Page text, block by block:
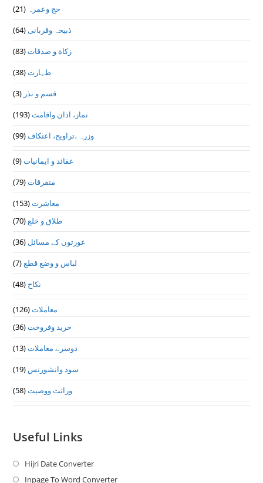
حج وعمرہ (21)
ذبیحہ وقربانی(64)
زکاة و صدقات(83)
طہارت(38)
قسم و نذر (3)
نماز، اذان واقامت(193)
وزرہ ،تراويح، اعتكاف(99)
عقائد و ایمانیات(9)
متفرقات(79)
معاشرت(153)
طلاق و خلع(70)
عورتوں کے مسائل (36)
لباس و وضع قطع(7)
نکاح (48)
معاملات(126)
خرید وفروخت(36)
دوسرے معاملات(13)
سود وانشورنس (19)
وراثت ووصيت(58)
Useful Links
Hijri Date ConverterOpens
in
Inpage To Word ConverterOpens